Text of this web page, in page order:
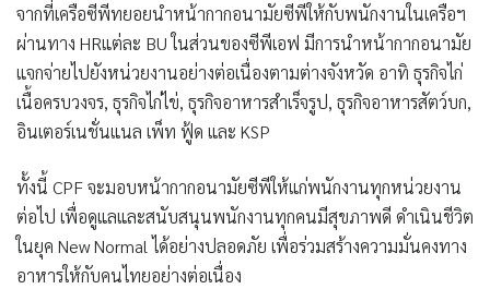
จากที่เครือซีพีทยอยนำหน้ากากอนามัยซีพีให้กับพนักงานในเครือฯ
ผ่านทาง HRแต่ละ BU ในส่วนของซีพีเอฟ มีการนำหน้ากากอนามัย
แจกจ่ายไปยังหน่วยงานอย่างต่อเนื่องตามต่างจังหวัด อาทิ ธุรกิจไก่
เนื้อครบวงจร, ธุรกิจไก่ไข่, ธุรกิจอาหารสำเร็จรูป, ธุรกิจอาหารสัตว์บก,
อินเตอร์เนชั่นแนล เพ็ท ฟู้ด และ KSP
ทั้งนี้ CPF จะมอบหน้ากากอนามัยซีพีให้แก่พนักงานทุกหน่วยงาน
ต่อไป เพื่อดูแลและสนับสนุนพนักงานทุกคนมีสุขภาพดี ดำเนินชีวิต
ในยุค New Normal ได้อย่างปลอดภัย เพื่อร่วมสร้างความมั่นคงทาง
อาหารให้กับคนไทยอย่างต่อเนื่อง